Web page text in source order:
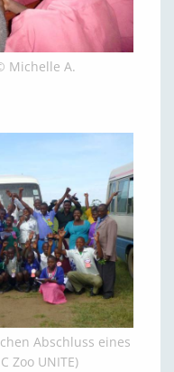
Michelle A.
Abschluss eines
Zoo UNITE)